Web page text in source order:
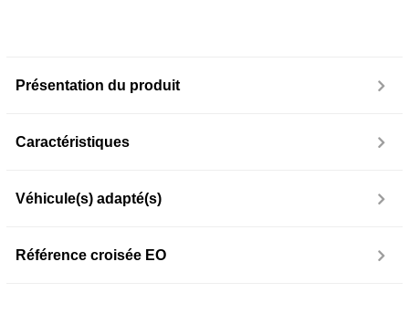
Présentation du produit
Caractéristiques
Véhicule(s) adapté(s)
Référence croisée EO